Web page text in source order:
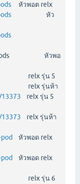
หัวพอต relx
หัว
หัวพอ
relx รุ่น 5
relx รุ่นห้า
relx รุ่น 5
relx รุ่นห้า
หัวพอด relx
หัวพอด relx
relx รุ่น 6